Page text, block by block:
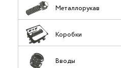
Металлорукав
Коробки
Вводы